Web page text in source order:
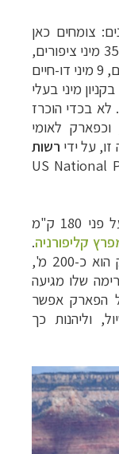
צומחים כאן
כ-1,500 סוגי צמחים, מתעופפות כאן 355 מיני ציפורים,
חיים כאן כ-89 סוגי יונקים, 47 מיני נחשים, 9 מיני דו-חיים
בקניון מיני בעלי
לא בכדי הוכרז
כיער מוגן כבר בשנת 1893, וכפארק לאומי
רשות
US National
, על פני 180 ק"מ
קליפורניה.
רוחבו הממוצע של הנהר בתוך הפארק הוא כ-200 מ',
הזרימה שלו מגיעה
של הפארק אפשר
וליהנות כך